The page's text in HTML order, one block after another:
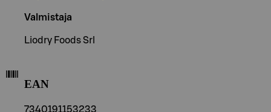
Valmistaja
Liodry Foods Srl
EAN
7340191153233